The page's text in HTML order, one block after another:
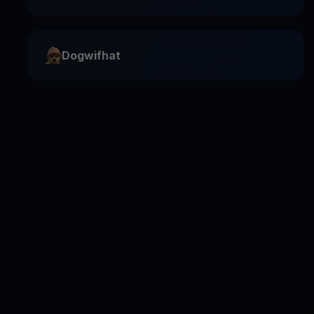
Dogwifhat